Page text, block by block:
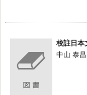
校註日本
中山 泰